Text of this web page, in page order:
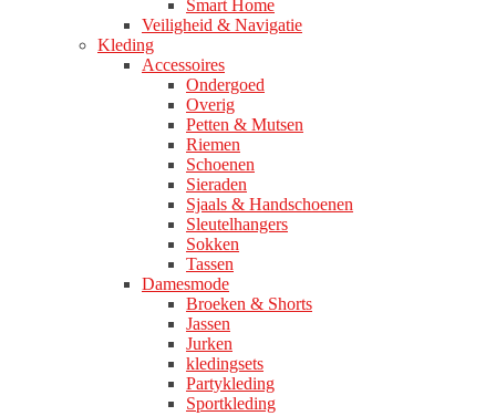
Smart Home
Veiligheid & Navigatie
Kleding
Accessoires
Ondergoed
Overig
Petten & Mutsen
Riemen
Schoenen
Sieraden
Sjaals & Handschoenen
Sleutelhangers
Sokken
Tassen
Damesmode
Broeken & Shorts
Jassen
Jurken
kledingsets
Partykleding
Sportkleding